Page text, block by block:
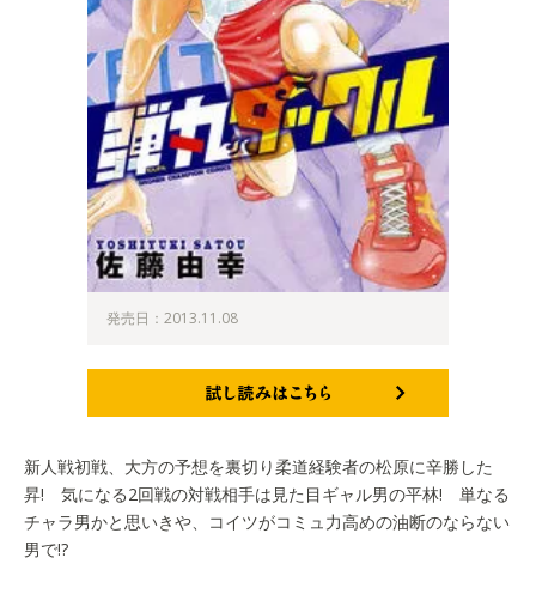
発売日：2013.11.08
新人戦初戦、大方の予想を裏切り柔道経験者の松原に辛勝した
昇! 気になる2回戦の対戦相手は見た目ギャル男の平林! 単なる
チャラ男かと思いきや、コイツがコミュ力高めの油断のならない
男で!?